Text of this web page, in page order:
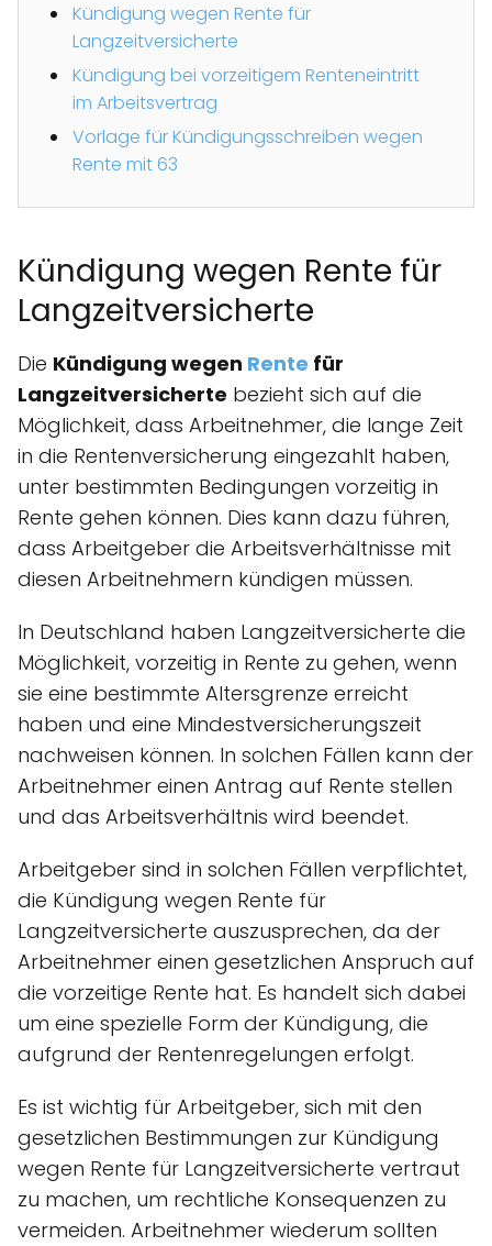
Kündigung wegen Rente für
Langzeitversicherte
Kündigung bei vorzeitigem Renteneintritt
im Arbeitsvertrag
Vorlage für Kündigungsschreiben wegen
Rente mit 63
Kündigung wegen Rente für
Langzeitversicherte
Die Kündigung wegen Rente für
Langzeitversicherte bezieht sich auf die
Möglichkeit, dass Arbeitnehmer, die lange Zeit
in die Rentenversicherung eingezahlt haben,
unter bestimmten Bedingungen vorzeitig in
Rente gehen können. Dies kann dazu führen,
dass Arbeitgeber die Arbeitsverhältnisse mit
diesen Arbeitnehmern kündigen müssen.
In Deutschland haben Langzeitversicherte die
Möglichkeit, vorzeitig in Rente zu gehen, wenn
sie eine bestimmte Altersgrenze erreicht
haben und eine Mindestversicherungszeit
nachweisen können. In solchen Fällen kann der
Arbeitnehmer einen Antrag auf Rente stellen
und das Arbeitsverhältnis wird beendet.
Arbeitgeber sind in solchen Fällen verpflichtet,
die Kündigung wegen Rente für
Langzeitversicherte auszusprechen, da der
Arbeitnehmer einen gesetzlichen Anspruch auf
die vorzeitige Rente hat. Es handelt sich dabei
um eine spezielle Form der Kündigung, die
aufgrund der Rentenregelungen erfolgt.
Es ist wichtig für Arbeitgeber, sich mit den
gesetzlichen Bestimmungen zur Kündigung
wegen Rente für Langzeitversicherte vertraut
zu machen, um rechtliche Konsequenzen zu
vermeiden. Arbeitnehmer wiederum sollten